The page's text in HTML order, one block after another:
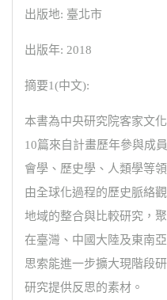
出版地: 臺北市
出版年: 2018
摘要1(中文):
本書為中央研究院客家文
10篇來自計畫歷年參與成
會學、歷史學、人類學等
由全球化過程的歷史脈絡
地域的整合與比較研究，
在臺灣、中國大陸及東南
思索能進一步擴大現階段
研究提供反思的素材。